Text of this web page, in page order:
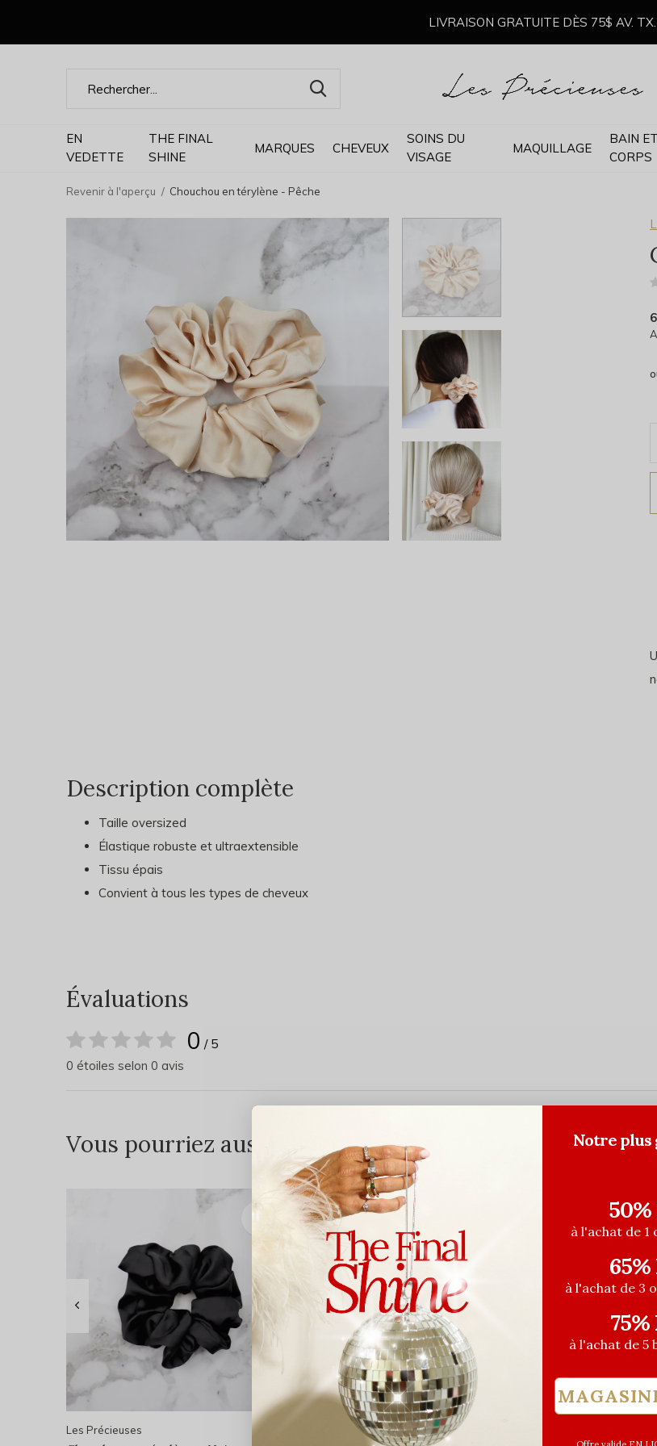
EN
VEDETTE
THE FINAL
SHINE
MARQUES CHEVEUX
SOINS DU
VISAGE
MAQUILLAGE
BAIN ET
CORPS
LIVRAISON GRATUITE DÈS 75$ AV. TX.
Revenir à l'aperçu Chouchou en térylène - Pêche
Description complète
Taille oversized
Élastique robuste et ultraextensible
Tissu épais
Convient à tous les types de cheveux
Évaluations
0 / 5
0 étoiles selon 0 avis
Vous pourriez aussi aimer...
Les Précieuses Les Précieuses
Notre plus
50%
à l'achat de 1
65%
à l'achat de 3
à l'achat de 5